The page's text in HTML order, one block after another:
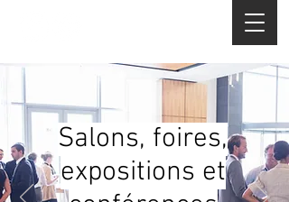
+49 82 14 540 968
Salons, foires,
expositions et